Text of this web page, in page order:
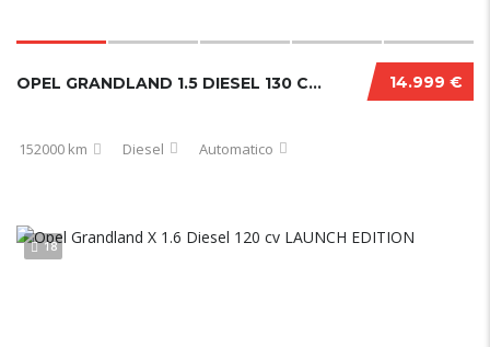
14.999 €
OPEL GRANDLAND 1.5 DIESEL 130 CV ULTIMATE 10/2022
152000 km Diesel Automatico
18